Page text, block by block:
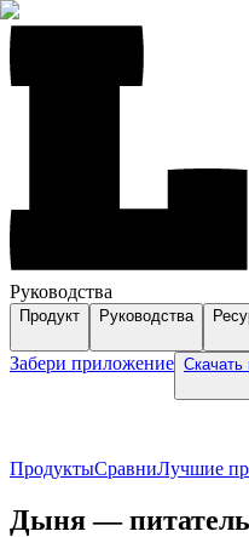
Руководства
Продукт Руководства
Забери приложение Скачать
ПродуктыСравниЛучшие
Дыня —